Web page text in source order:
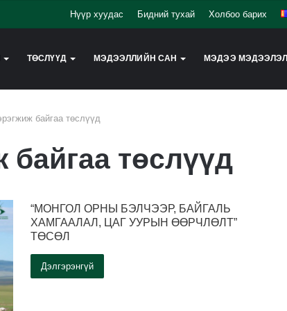
Нүүр хуудас Бидний тухай Холбоо барих
ТӨСЛҮҮД МЭДЭЭЛЛИЙН САН МЭДЭЭ МЭДЭЭЛЭЛ
байгаа төслүүд
төслүүд
“МОНГОЛ ОРНЫ БЭЛЧЭЭР, БАЙГАЛЬ
ХАМГААЛАЛ, ЦАГ УУРЫН ӨӨРЧЛӨЛТ”
ТӨСӨЛ
Дэлгэрэнгүй